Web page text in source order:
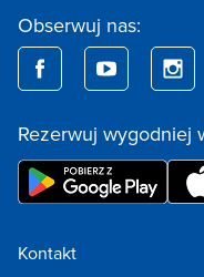
Obserwuj nas:
Rezerwuj wygodniej
Kontakt